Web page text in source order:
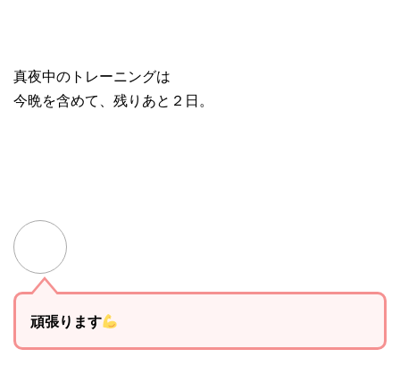
真夜中のトレーニングは
今晩を含めて、残りあと２日。
頑張ります